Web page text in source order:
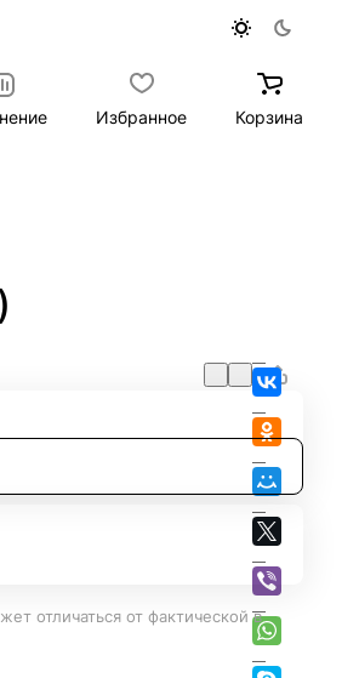
Избранное Корзина
отличаться от фактической в